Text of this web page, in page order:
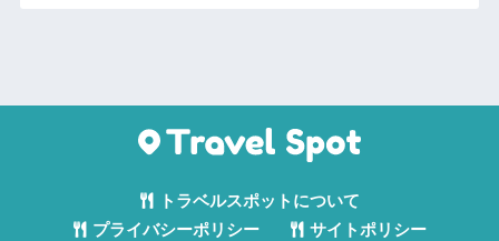
トラベルスポットについて
プライバシーポリシー
サイトポリシー